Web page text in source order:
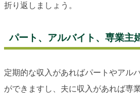
折り返しましょう。
パート、アルバイト、専業主
定期的な収入があればパートやアル
ができますし、夫に収入があれば専